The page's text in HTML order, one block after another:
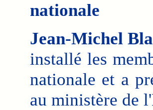
nationale
Jean-Michel
installé les
nationale et a
au ministère de